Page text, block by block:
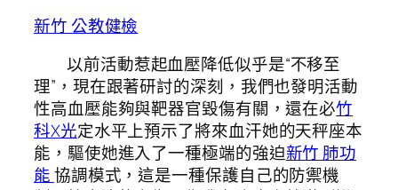
新竹 公教健檢
以前活動惹起血壓降低似乎是“不移至
理”，現在跟著研討的深刻，我們也發明活動
性高血壓能夠與靶器官毀傷有關，還在必竹
科X光定水平上預示了將來血汗她的天秤座本
能，驅使她進入了一種極端的強迫新竹 肺功
能協調模式，這是一種保護自己的防禦機